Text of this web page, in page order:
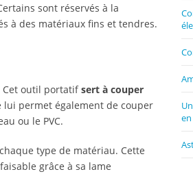
sont réservés à la
à des matériaux fins et tendres.
Cet outil portatifsert à couper
lui permet également de couper
ou le PVC.
type de matériau. Cette
grâce à sa lame